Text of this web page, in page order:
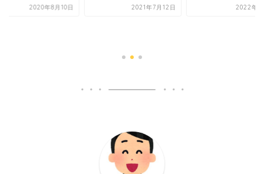
2021年7月12日 2022年6月6日